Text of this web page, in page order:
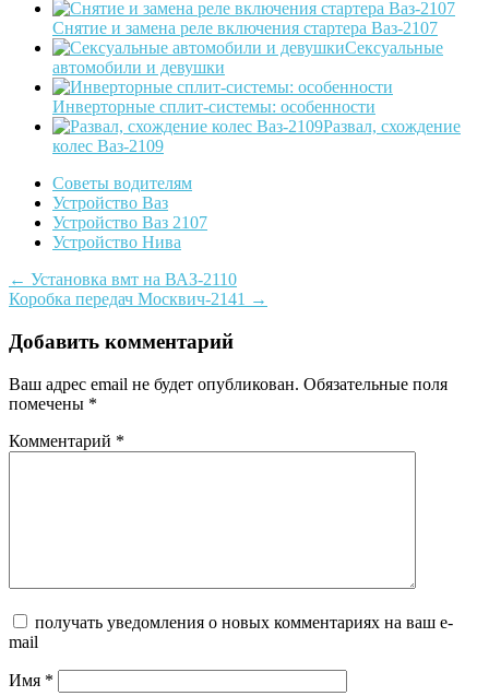
Снятие и замена реле включения стартера Ваз-2107
Сексуальные
автомобили и девушки
Инверторные сплит-системы: особенности
Развал, схождение
колес Ваз-2109
Советы водителям
Устройство Ваз
Устройство Ваз 2107
Устройство Нива
Post
navigation
← Установка вмт на ВАЗ-2110
Коробка передач Москвич-2141 →
Добавить комментарий
Ваш адрес email не будет опубликован. Обязательные поля
помечены *
Комментарий *
получать уведомления о новых комментариях на ваш e-
mail
Имя *